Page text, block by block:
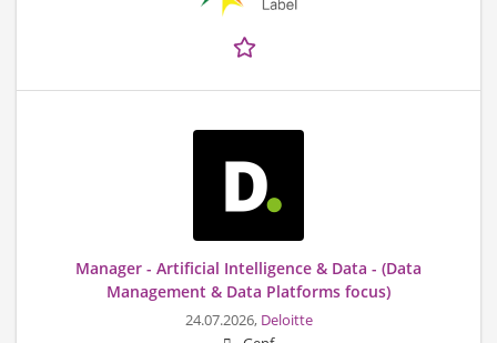
Manager - Artificial Intelligence & Data - (Data
Management & Data Platforms focus)
24.07.2026, Deloitte